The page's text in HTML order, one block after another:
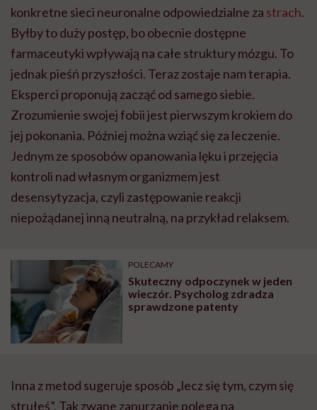
konkretne sieci neuronalne odpowiedzialne za strach.
Byłby to duży postęp, bo obecnie dostępne
farmaceutyki wpływają na całe struktury mózgu. To
jednak pieśń przyszłości. Teraz zostaje nam terapia.
Eksperci proponują zacząć od samego siebie.
Zrozumienie swojej fobii jest pierwszym krokiem do
jej pokonania. Później można wziąć się za leczenie.
Jednym ze sposobów opanowania lęku i przejęcia
kontroli nad własnym organizmem jest
desensytyzacja, czyli zastępowanie reakcji
niepożądanej inną neutralną, na przykład relaksem.
POLECAMY
Skuteczny odpoczynek w jeden
wieczór. Psycholog zdradza
sprawdzone patenty
Inna z metod sugeruje sposób „lecz się tym, czym się
strułeś”. Tak zwane zanurzanie polega na